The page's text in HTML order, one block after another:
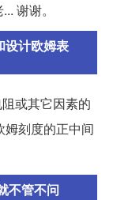
谢谢。
设计欧姆表
或其它因素的
姆刻度的正中间
不管不问